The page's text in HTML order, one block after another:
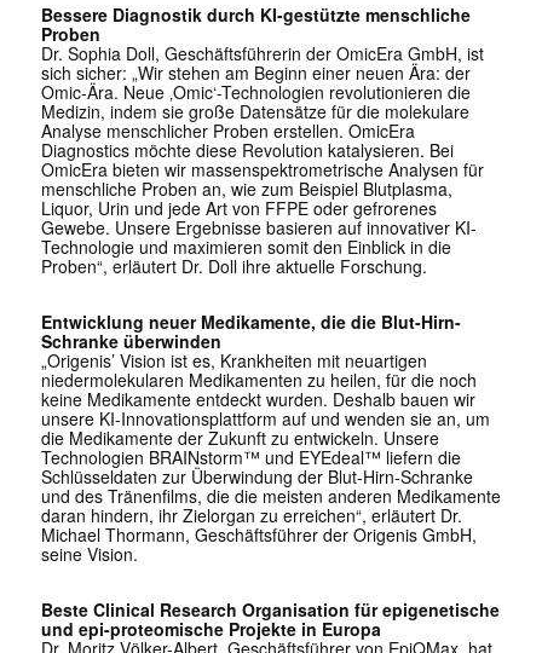
Bessere Diagnostik durch KI-gestützte menschliche
Proben
Dr. Sophia Doll, Geschäftsführerin der OmicEra GmbH, ist
sich sicher: „Wir stehen am Beginn einer neuen Ära: der
Omic-Ära. Neue ‚Omic‘-Technologien revolutionieren die
Medizin, indem sie große Datensätze für die molekulare
Analyse menschlicher Proben erstellen. OmicEra
Diagnostics möchte diese Revolution katalysieren. Bei
OmicEra bieten wir massenspektrometrische Analysen für
menschliche Proben an, wie zum Beispiel Blutplasma,
Liquor, Urin und jede Art von FFPE oder gefrorenes
Gewebe. Unsere Ergebnisse basieren auf innovativer KI-
Technologie und maximieren somit den Einblick in die
Proben“, erläutert Dr. Doll ihre aktuelle Forschung.
Entwicklung neuer Medikamente, die die Blut-Hirn-
Schranke überwinden
„Origenis’ Vision ist es, Krankheiten mit neuartigen
niedermolekularen Medikamenten zu heilen, für die noch
keine Medikamente entdeckt wurden. Deshalb bauen wir
unsere KI-Innovationsplattform auf und wenden sie an, um
die Medikamente der Zukunft zu entwickeln. Unsere
Technologien BRAINstorm™ und EYEdeal™ liefern die
Schlüsseldaten zur Überwindung der Blut-Hirn-Schranke
und des Tränenfilms, die die meisten anderen Medikamente
daran hindern, ihr Zielorgan zu erreichen“, erläutert Dr.
Michael Thormann, Geschäftsführer der Origenis GmbH,
seine Vision.
Beste Clinical Research Organisation für epigenetische
und epi-proteomische Projekte in Europa
Dr. Moritz Völker-Albert, Geschäftsführer von EpiQMax, hat